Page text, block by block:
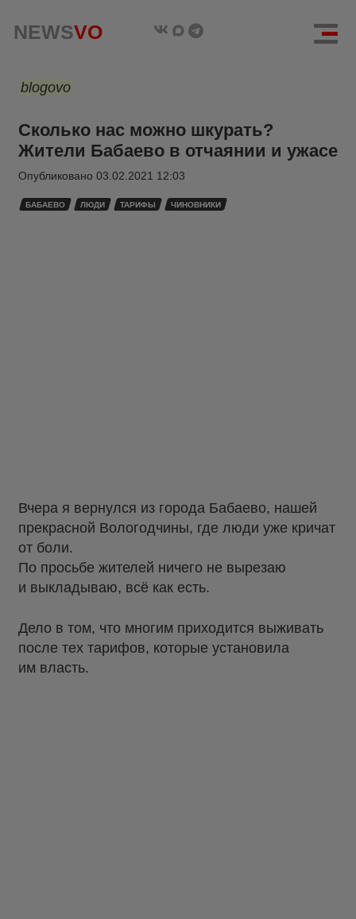
NEWSVO
blogovo
Сколько нас можно шкурать?
Жители Бабаево в отчаянии и ужасе
Опубликовано 03.02.2021 12:03
БАБАЕВО ЛЮДИ ТАРИФЫ ЧИНОВНИКИ
Вчера я вернулся из города Бабаево, нашей
прекрасной Вологодчины, где люди уже кричат
от боли.
По просьбе жителей ничего не вырезаю
и выкладываю, всё как есть.
Дело в том, что многим приходится выживать
после тех тарифов, которые установила
им власть.